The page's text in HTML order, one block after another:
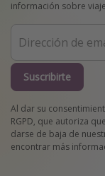
información sobre
Suscribirte
Al dar su
RGPD, que autoriza
darse de baja de
encontrar más